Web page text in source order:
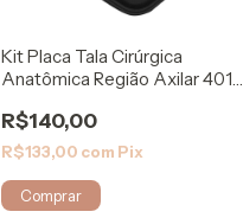
Kit Placa Tala Cirúrgica
Anatômica Região Axilar 401 -
R$140,00
R$133,00 com Pix
Comprar